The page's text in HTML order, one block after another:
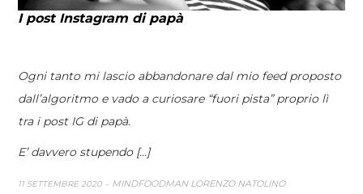
I post Instagram di papà
Ogni tanto mi lascio abbandonare dal mio feed proposto
dall’algoritmo e vado a curiosare “fuori pista” proprio lì
tra i post IG di papà.
E’ davvero stupendo [...]
11 SETTEMBRE 2020 MINDFOODMAN LORENZO NATOLINO